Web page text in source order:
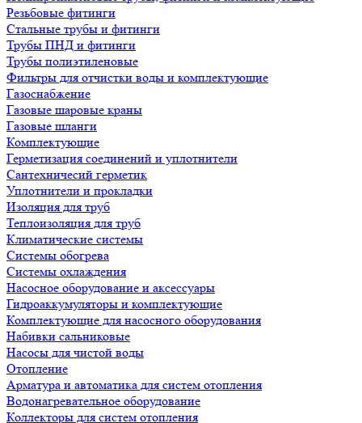
Резьбовые фитинги
Стальные трубы и фитинги
Трубы ПНД и фитинги
Трубы полиэтиленовые
Фильтры для отчистки воды и комплектующие
Газоснабжение
Газовые шаровые краны
Газовые шланги
Комплектующие
Герметизация соединений и уплотнители
Сантехничесий герметик
Уплотнители и прокладки
Изоляция для труб
Теплоизоляция для труб
Климатические системы
Системы обогрева
Системы охлаждения
Насосное оборудование и аксессуары
Гидроаккумуляторы и комплектующие
Комплектующие для насосного оборудования
Набивки сальниковые
Насосы для чистой воды
Отопление
Арматура и автоматика для систем отопления
Водонагревательное оборудование
Коллекторы для систем отопления